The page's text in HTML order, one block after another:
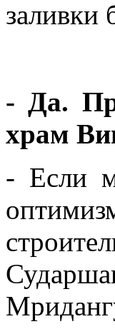
заливки
- Да.
храм
- Если